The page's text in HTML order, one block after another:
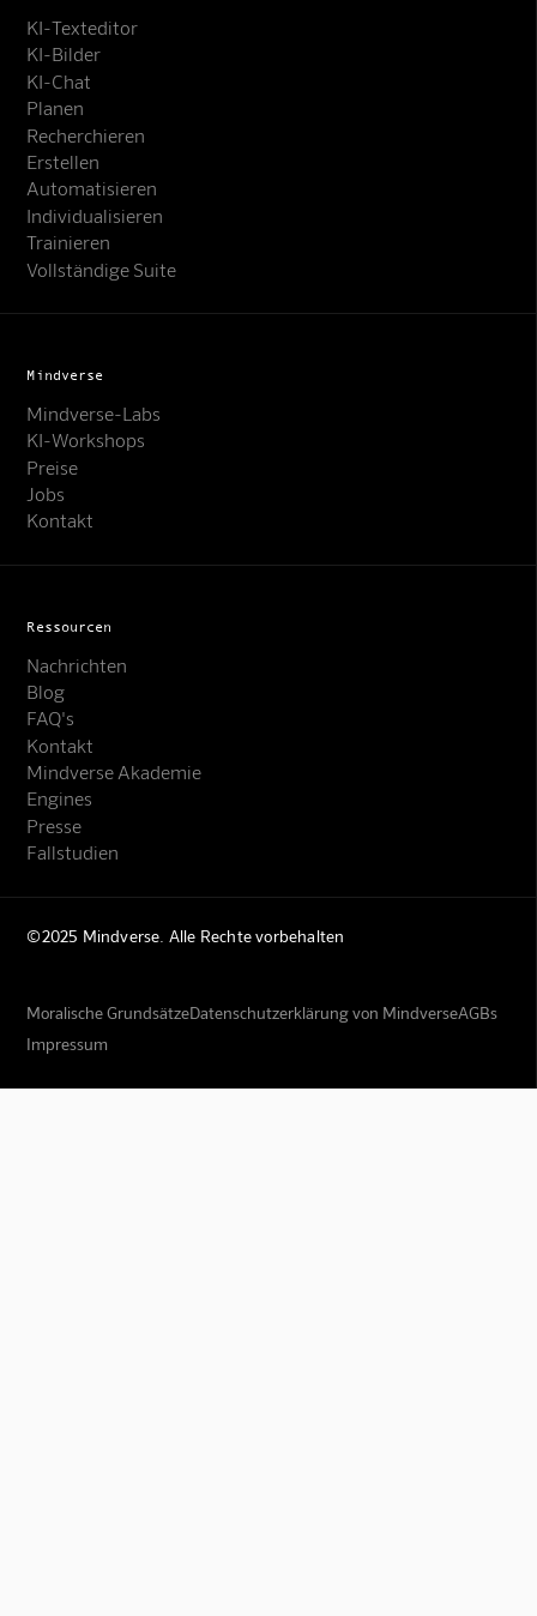
KI-Texteditor
KI-Bilder
KI-Chat
Planen
Recherchieren
Erstellen
Automatisieren
Individualisieren
Trainieren
Vollständige Suite
Mindverse
Mindverse-Labs
KI-Workshops
Preise
Jobs
Kontakt
Ressourcen
Nachrichten
Blog
FAQ's
Kontakt
Mindverse Akademie
Engines
Presse
Fallstudien
©2025 Mindverse. Alle Rechte vorbehalten
Moralische GrundsätzeDatenschutzerklärung von MindverseAGBs
Impressum